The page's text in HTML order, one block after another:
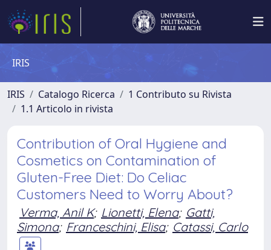
IRIS
IRIS Catalogo Ricerca
1 Contributo su Rivista
1.1 Articolo in rivista
Contribution of Oral Hygiene and
Cosmetics on Contamination of
Gluten-Free Diet: Do Celiac
Customers Need to Worry About?
Verma, Anil K; Lionetti, Elena; Gatti,
Simona; Franceschini, Elisa; Catassi, Carlo